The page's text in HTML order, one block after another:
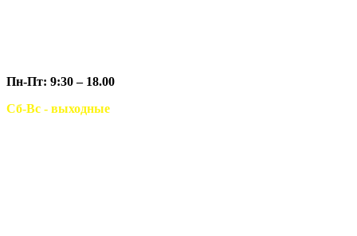
Пн-Пт: 9:30 – 18.00
Сб-Вс - выходные